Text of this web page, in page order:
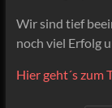
Wir sind tief
noch viel Erfolg
Hier geht´s zum